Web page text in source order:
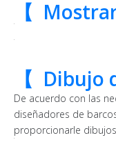
【
【 Dibujo
De acuerdo con las
diseñadores de
proporcionarle